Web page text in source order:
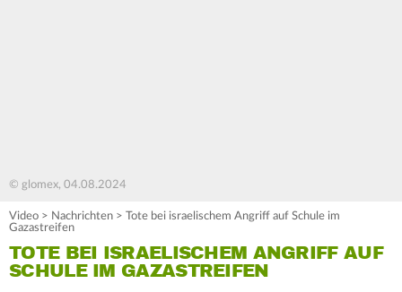
© glomex, 04.08.2024
Video > Nachrichten > Tote bei israelischem Angriff auf Schule im
Gazastreifen
TOTE BEI ISRAELISCHEM ANGRIFF AUF
SCHULE IM GAZASTREIFEN